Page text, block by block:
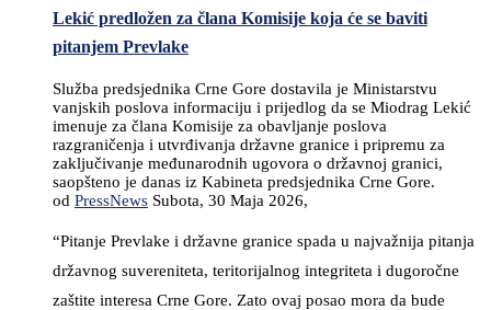
Lekić predložen za člana Komisije koja će se baviti
pitanjem Prevlake
Služba predsjednika Crne Gore dostavila je Ministarstvu
vanjskih poslova informaciju i prijedlog da se Miodrag Lekić
imenuje za člana Komisije za obavljanje poslova
razgraničenja i utvrđivanja državne granice i pripremu za
zaključivanje međunarodnih ugovora o državnoj granici,
saopšteno je danas iz Kabineta predsjednika Crne Gore.
od PressNews Subota, 30 Maja 2026,
“Pitanje Prevlake i državne granice spada u najvažnija pitanja
državnog suvereniteta, teritorijalnog integriteta i dugoročne
zaštite interesa Crne Gore. Zato ovaj posao mora da bude